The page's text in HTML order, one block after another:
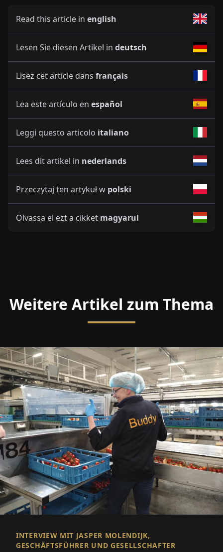
Read this article in english
Lesen Sie diesen Artikel in deutsch
Lisez cet article dans français
Lea este artículo en español
Leggi questo articolo italiano
Lees dit artikel in nederlands
Przeczytaj ten artykuł w polski
Olvassa el ezt a cikket magyarul
Weitere Artikel zum Thema
INTERVIEW MIT JASPER MOLENDIJK,
GESCHÄFTSFÜHRER UND GESELLSCHAFTER